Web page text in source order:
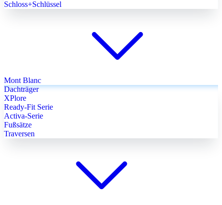
Schloss+Schlüssel
Mont Blanc
Dachträger
XPlore
Ready-Fit Serie
Activa-Serie
Fußsätze
Traversen